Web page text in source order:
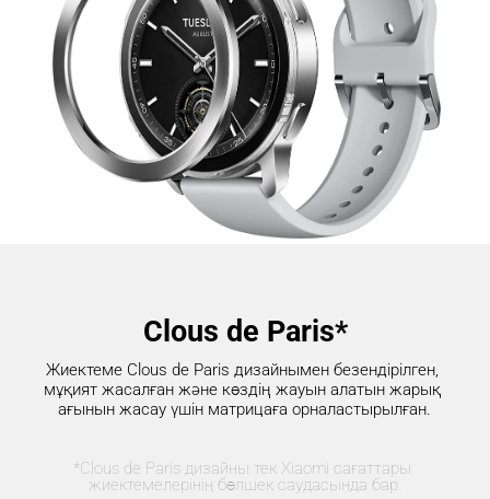
Clous de Paris*
Жиектеме Clous de Paris дизайнымен безендірілген,
мұқият жасалған және көздің жауын алатын жарық
ағынын жасау үшін матрицаға орналастырылған.
*Clous de Paris дизайны тек Xiaomi сағаттары
жиектемелерінің бөлшек саудасында бар.